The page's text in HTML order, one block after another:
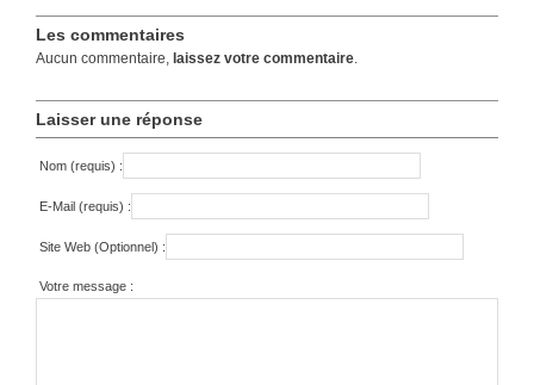
Les commentaires
Aucun commentaire, laissez votre commentaire.
Laisser une réponse
Nom (requis) :
E-Mail (requis) :
Site Web (Optionnel) :
Votre message :